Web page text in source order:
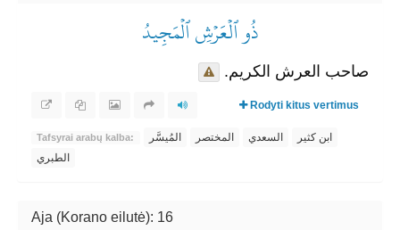
ذُو ٱلۡعَرۡشِ ٱلۡمَجِيدُ
صاحب العرش الكريم.
Rodyti kitus vertimus
Tafsyrai arabų kalba: المُيسَّر المختصر السعدي
ابن كثير
الطبري
Aja (Korano eilutė): 16